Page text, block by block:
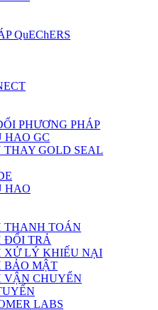
QuEChERS
PHƯƠNG PHÁP
HAO GC
THAY GOLD SEAL
HAO
THANH TOÁN
ĐỔI TRẢ
XỬ LÝ KHIẾU NẠI
BẢO MẬT
VẬN CHUYỂN
LABS